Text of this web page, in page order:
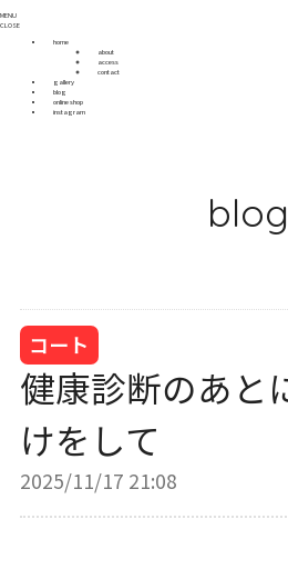
MENU
CLOSE
home
about
access
contact
gallery
blog
online shop
instagram
blog
コート
健康診断のあと
けをして
2025/11/17 21:08